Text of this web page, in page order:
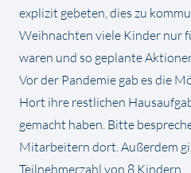
explizit gebeten, dies zu
Weihnachten viele Kinder nur
waren und so geplante
Vor der Pandemie gab es die
Hort ihre restlichen
gemacht haben. Bitte
Mitarbeitern dort. Außerdem
Teilnehmerzahl von 8 Kindern.